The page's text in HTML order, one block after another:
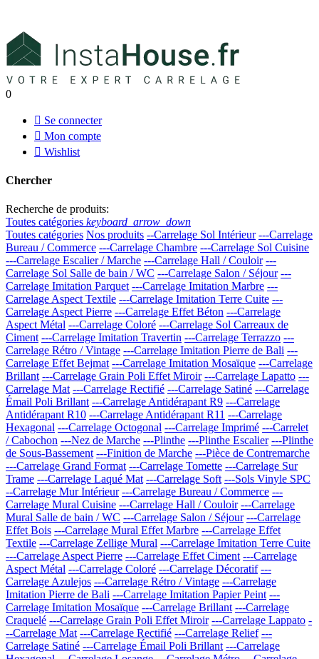
0
 Se connecter
 Mon compte
 Wishlist
Chercher
Recherche de produits:
Toutes catégories keyboard_arrow_down
Toutes catégories Nos produits --Carrelage Sol Intérieur ---Carrelage
Bureau / Commerce ---Carrelage Chambre ---Carrelage Sol Cuisine
---Carrelage Escalier / Marche ---Carrelage Hall / Couloir ---
Carrelage Sol Salle de bain / WC ---Carrelage Salon / Séjour ---
Carrelage Imitation Parquet ---Carrelage Imitation Marbre ---
Carrelage Aspect Textile ---Carrelage Imitation Terre Cuite ---
Carrelage Aspect Pierre ---Carrelage Effet Béton ---Carrelage
Aspect Métal ---Carrelage Coloré ---Carrelage Sol Carreaux de
Ciment ---Carrelage Imitation Travertin ---Carrelage Terrazzo ---
Carrelage Rétro / Vintage ---Carrelage Imitation Pierre de Bali ---
Carrelage Effet Bejmat ---Carrelage Imitation Mosaïque ---Carrelage
Brillant ---Carrelage Grain Poli Effet Miroir ---Carrelage Lapatto ---
Carrelage Mat ---Carrelage Rectifié ---Carrelage Satiné ---Carrelage
Émail Poli Brillant ---Carrelage Antidérapant R9 ---Carrelage
Antidérapant R10 ---Carrelage Antidérapant R11 ---Carrelage
Hexagonal ---Carrelage Octogonal ---Carrelage Imprimé ---Carrelet
/ Cabochon ---Nez de Marche ---Plinthe ---Plinthe Escalier ---Plinthe
de Sous-Bassement ---Finition de Marche ---Pièce de Contremarche
---Carrelage Grand Format ---Carrelage Tomette ---Carrelage Sur
Trame ---Carrelage Laqué Mat ---Carrelage Soft ---Sols Vinyle SPC
--Carrelage Mur Intérieur ---Carrelage Bureau / Commerce ---
Carrelage Mural Cuisine ---Carrelage Hall / Couloir ---Carrelage
Mural Salle de bain / WC ---Carrelage Salon / Séjour ---Carrelage
Effet Bois ---Carrelage Mural Effet Marbre ---Carrelage Effet
Textile ---Carrelage Zellige Mural ---Carrelage Imitation Terre Cuite
---Carrelage Aspect Pierre ---Carrelage Effet Ciment ---Carrelage
Aspect Métal ---Carrelage Coloré ---Carrelage Décoratif ---
Carrelage Azulejos ---Carrelage Rétro / Vintage ---Carrelage
Imitation Pierre de Bali ---Carrelage Imitation Papier Peint ---
Carrelage Imitation Mosaïque ---Carrelage Brillant ---Carrelage
Craquelé ---Carrelage Grain Poli Effet Miroir ---Carrelage Lappato -
--Carrelage Mat ---Carrelage Rectifié ---Carrelage Relief ---
Carrelage Satiné ---Carrelage Émail Poli Brillant ---Carrelage